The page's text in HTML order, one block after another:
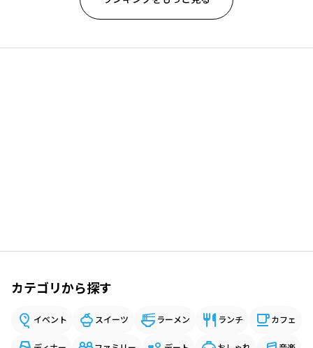
カテゴリから探す
イベント スイーツ ラーメン ランチ カフェ